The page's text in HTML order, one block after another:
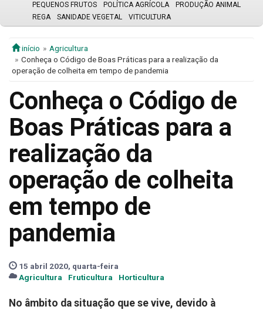
PEQUENOS FRUTOS
POLÍTICA AGRÍCOLA
PRODUÇÃO ANIMAL
REGA
SANIDADE VEGETAL VITICULTURA
início
Agricultura
Conheça o Código de Boas Práticas para a realização da
operação de colheita em tempo de pandemia
Conheça o Código de
Boas Práticas para a
realização da
operação de colheita
em tempo de
pandemia
15 abril 2020, quarta-feira
Agricultura
Fruticultura Horticultura
No âmbito da situação que se vive, devido à